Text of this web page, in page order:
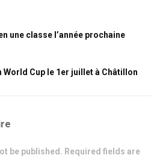
une classe l’année prochaine
World Cup le 1er juillet à Châtillon
be published. Required fields are